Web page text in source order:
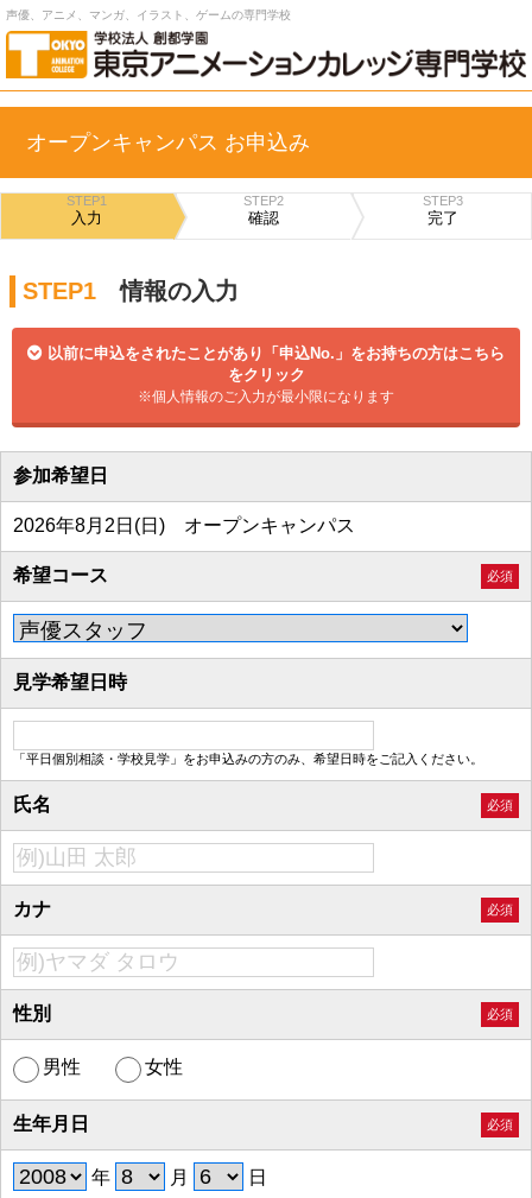
声優、アニメ、マンガ、イラスト、ゲームの専門学校
オープンキャンパス お申込み
STEP1
入力
STEP2
確認
STEP3
完了
STEP1 情報の入力
以前に申込をされたことがあり「申込No.」をお持ちの方はこちら
をクリック
※個人情報のご入力が最小限になります
参加希望日
2026年8月2日(日) オープンキャンパス
希望コース 必須
見学希望日時
「平日個別相談・学校見学」をお申込みの方のみ、希望日時をご記入ください。
氏名 必須
カナ 必須
性別 必須
男性 女性
生年月日 必須
年 月 日